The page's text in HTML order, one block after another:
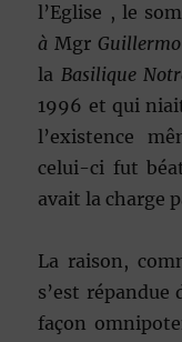
l’Eglise , le
à Mgr
la Basilique
1996 et qui
l’existence
celui-ci fut
avait la charge
La raison,
s’est répandue
façon